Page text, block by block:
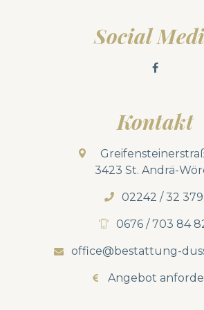
Social
Kontakt
3423 St. Andrä-
02242 / 32 379
0676 / 703 84
office@bestattung-
Angebot